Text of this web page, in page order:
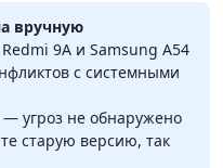
вручную
9A и Samsung A54
с системными
угроз не обнаружено
старую версию, так